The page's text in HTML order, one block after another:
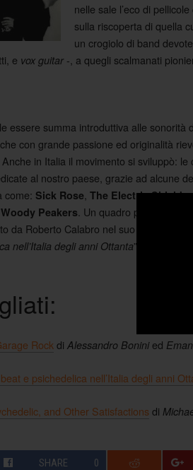
nelle sale l’eco di pellicole
sulla riscoperta di quella
un crogiolo di band
e vox guitar -, a quegli scalmanati
essere summa introduttiva alle sonorità
con grande passione ed originalità
in Italia il movimento si sviluppò: le
al nostro paese, grazie ad alcune
come: Sick Rose The Electric Shields,
Peakers . Un quadro più esaustivo
da Roberto Calabro nel suo “
nell’Italia degli anni Ottanta” di cui vi
Rock di Alessandro Boninied
e psichedelica nell’Italia degli anni
and Other Satisfactionsdi
SHARE 0